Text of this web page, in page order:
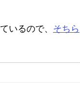
いるので、 そちら